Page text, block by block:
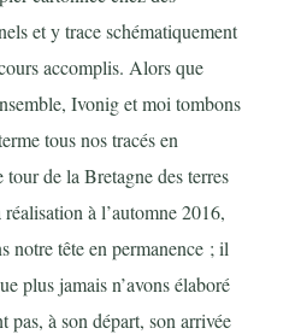
et y trace schématiquement
accomplis. Alors que
Ivonig et moi tombons
tous nos tracés en
tour de la Bretagne des terres
réalisation à l’automne 2016,
notre tête en permanence ; il
plus jamais n’avons élaboré
pas, à son départ, son arrivée